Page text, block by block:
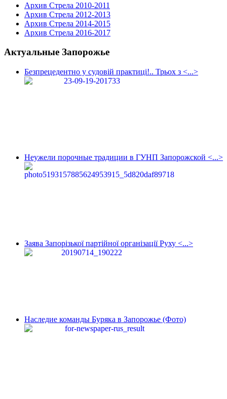
Архив Стрела 2010-2011
Архив Стрела 2012-2013
Архив Стрела 2014-2015
Архив Стрела 2016-2017
Актуальные Запорожье
Безпрецедентно у судовій практиці!.. Трьох з <...>
Неужели порочные традиции в ГУНП Запорожской <...>
Заява Запорізької партійної організації Руху <...>
Наследие команды Буряка в Запорожье (Фото)